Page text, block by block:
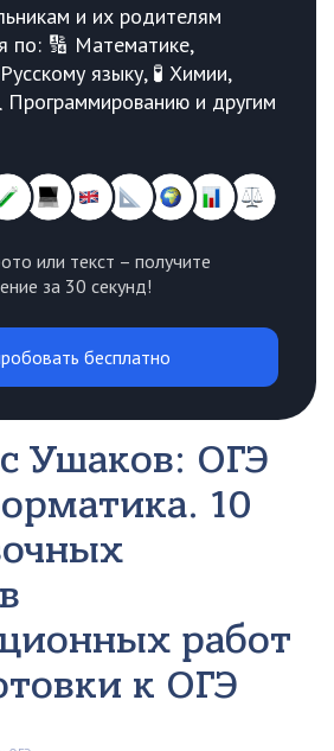
и их родителям
по: 🔢 Математике,
языку, 🧪 Химии,
Программированию и другим
или текст – получите
за 30 секунд!
бесплатно
Ушаков: ОГЭ
10
работ
к ОГЭ